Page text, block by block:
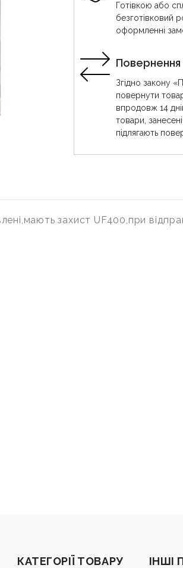
Готівкою або
безготівковий
оформленні
Повернення
Згідно закону
повернути
впродовж 14
товари,
підлягають
захист UF400,при
КАТЕГОРІЇ ТОВАРУ ІНШІ